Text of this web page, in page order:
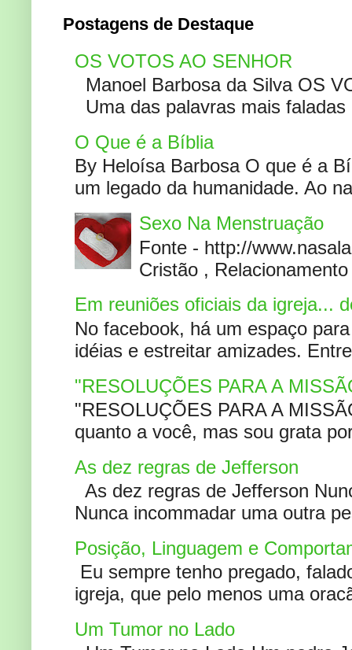
Postagens de Destaque
OS VOTOS AO SENHOR
Manoel Barbosa da Silva OS
Uma das palavras mais
O Que é a Bíblia
By Heloísa Barbosa O que é a
um legado da humanidade. Ao
Sexo Na Menstruação
Fonte - http://
Cristão ,
Em reuniões oficiais da igreja...
No facebook, há um espaço
idéias e estreitar amizades.
"RESOLUÇÕES PARA A
"RESOLUÇÕES PARA A
quanto a você, mas sou grata
As dez regras de Jefferson
As dez regras de Jefferson
Nunca incommadar uma outra
Posição, Linguagem e
Eu sempre tenho pregado,
igreja, que pelo menos uma
Um Tumor no Lado